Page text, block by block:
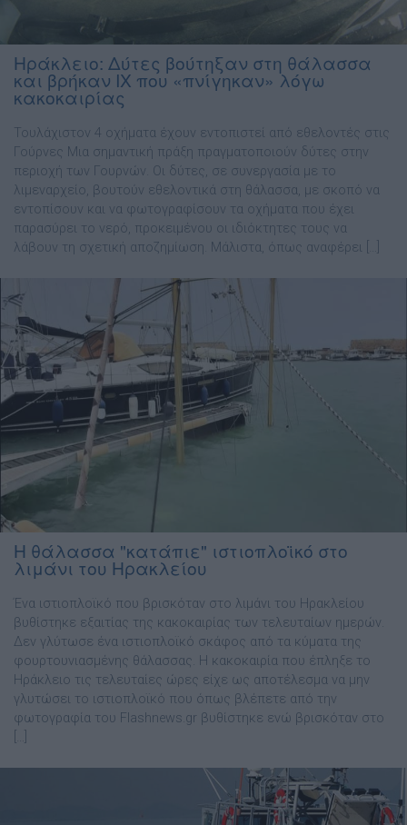
Ηράκλειο: Δύτες βούτηξαν στη θάλασσα
και βρήκαν ΙΧ που «πνίγηκαν» λόγω
κακοκαιρίας
Τουλάχιστον 4 οχήματα έχουν εντοπιστεί από εθελοντές στις
Γούρνες Μια σημαντική πράξη πραγματοποιούν δύτες στην
περιοχή των Γουρνών. Οι δύτες, σε συνεργασία με το
λιμεναρχείο, βουτούν εθελοντικά στη θάλασσα, με σκοπό να
εντοπίσουν και να φωτογραφίσουν τα οχήματα που έχει
παρασύρει το νερό, προκειμένου οι ιδιόκτητες τους να
λάβουν τη σχετική αποζημίωση. Μάλιστα, όπως αναφέρει […]
Η θάλασσα "κατάπιε" ιστιοπλοϊκό στο
λιμάνι του Ηρακλείου
Ένα ιστιοπλοϊκό που βρισκόταν στο λιμάνι του Ηρακλείου
βυθίστηκε εξαιτίας της κακοκαιρίας των τελευταίων ημερών.
Δεν γλύτωσε ένα ιστιοπλοϊκό σκάφος από τα κύματα της
φουρτουνιασμένης θάλασσας. Η κακοκαιρία που έπληξε το
Ηράκλειο τις τελευταίες ώρες είχε ως αποτέλεσμα να μην
γλυτώσει το ιστιοπλοϊκό που όπως βλέπετε από την
φωτογραφία του Flashnews.gr βυθίστηκε ενώ βρισκόταν στο